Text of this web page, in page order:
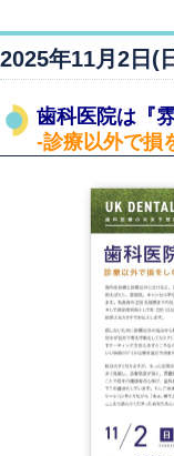
2025年11月2日(
歯科医院は『
-診療以外で損